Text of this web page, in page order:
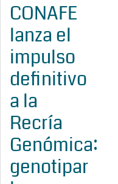
CONAFE
lanza el
impulso
definitivo
a la
Recría
Genómica:
genotipar